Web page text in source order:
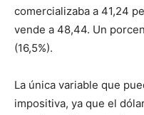
comercializaba a 41,24
vende a 48,44. Un
(16,5%).
La única variable que
impositiva, ya que el